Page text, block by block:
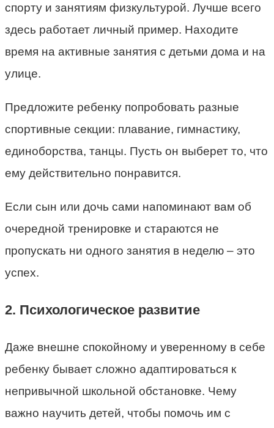
спорту и занятиям физкультурой. Лучше всего
здесь работает личный пример. Находите
время на активные занятия с детьми дома и на
улице.
Предложите ребенку попробовать разные
спортивные секции: плавание, гимнастику,
единоборства, танцы. Пусть он выберет то, что
ему действительно понравится.
Если сын или дочь сами напоминают вам об
очередной тренировке и стараются не
пропускать ни одного занятия в неделю – это
успех.
2. Психологическое развитие
Даже внешне спокойному и уверенному в себе
ребенку бывает сложно адаптироваться к
непривычной школьной обстановке. Чему
важно научить детей, чтобы помочь им с